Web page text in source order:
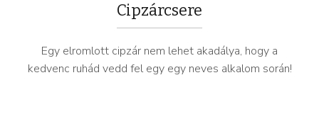
Cipzárcsere
Egy elromlott cipzár nem lehet akadálya, hogy a
kedvenc ruhád vedd fel egy egy neves alkalom során!